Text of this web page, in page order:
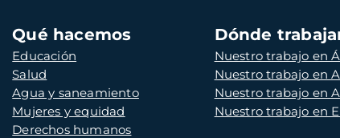
Qué hacemos
Educación
Salud
Agua y saneamiento
Mujeres y equidad
Derechos humanos
Dónde
Nuestro trabajo en
Nuestro trabajo en
Nuestro trabajo en
Nuestro trabajo en